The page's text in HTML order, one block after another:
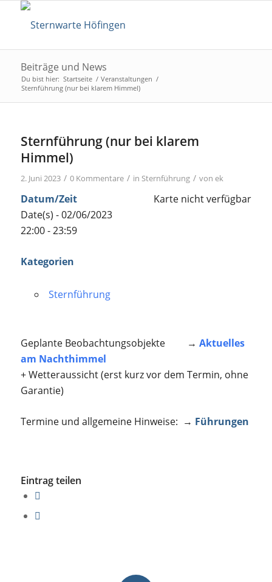
Beiträge und News
Du bist hier: Startseite / Veranstaltungen /
Sternführung (nur bei klarem Himmel)
Sternführung (nur bei klarem
Himmel)
2. Juni 2023 / 0 Kommentare / in Sternführung / von ek
Karte nicht verfügbar
Datum/Zeit
Date(s) - 02/06/2023
22:00 - 23:59
Kategorien
Sternführung
Geplante Beobachtungsobjekte → Aktuelles
am Nachthimmel
+ Wetteraussicht (erst kurz vor dem Termin, ohne
Garantie)
Termine und allgemeine Hinweise: → Führungen
Eintrag teilen